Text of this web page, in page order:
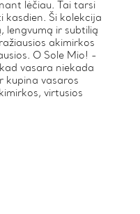
lėčiau. Tai tarsi
kasdien. Ši kolekcija
lengvumą ir subtilią
akimirkos
O Sole Mio! -
vasara niekada
kupina vasaros
virtusios